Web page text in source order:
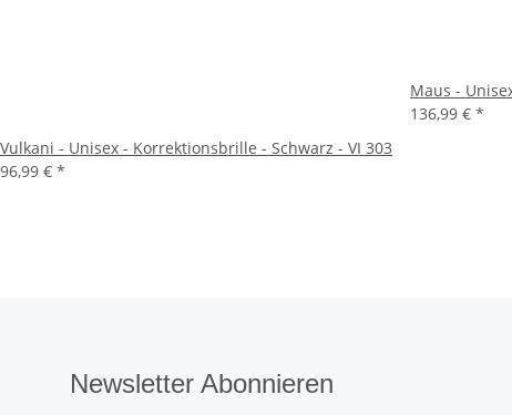
Vulkani - Unisex - Korrektionsbrille - Schwarz - VI 303
96,99 € *
Maus -
136,99 € *
Newsletter Abonnieren